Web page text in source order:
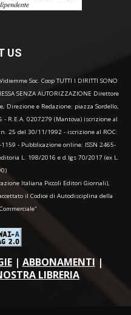
US
Soc. Coop TUTTI I DIRITTI SONO
SENZA AUTORIZZAZIONE Direttore
Direzione e Redazione: piazza Sordello,
- R.E.A. 0207279 (Mantova) iscrizione al
25 del 30/11/1992 - iscrizione al ROC:
- Pubblicazione online: ISSN 2465-
L. 198/2016 e d.lgs 70/2017 (ex L.
Italiana Piccoli Editori Giornali),
il Codice di Autodisciplina della
| ABBONAMENTI |
LIBRERIA